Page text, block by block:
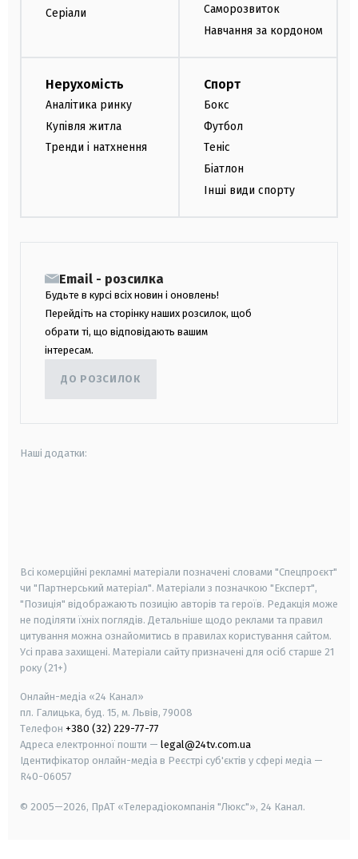
Серіали
Саморозвиток
Навчання за кордоном
Нерухомість
Аналітика ринку
Купівля житла
Тренди і натхнення
Спорт
Бокс
Футбол
Теніс
Біатлон
Інші види спорту
Email - розсилка
Будьте в курсі всіх новин і оновлень!
Перейдіть на сторінку наших розсилок, щоб
обрати ті, що відповідають вашим
інтересам.
ДО РОЗСИЛОК
Наші додатки:
Всі комерційні рекламні матеріали позначені словами "Спецпроєкт"
чи "Партнерський матеріал". Матеріали з позначкою "Експерт",
"Позиція" відображають позицію авторів та героїв. Редакція може
не поділяти їхніх поглядів. Детальніше щодо реклами та правил
цитування можна ознайомитись в правилах користування сайтом.
Усі права захищені. Матеріали сайту призначені для осіб старше 21
року (21+)
Онлайн-медіа «24 Канал»
пл. Галицька, буд. 15, м. Львів, 79008
Телефон +380 (32) 229-77-77
Адреса електронної пошти — legal@24tv.com.ua
Ідентифікатор онлайн-медіа в Реєстрі суб'єктів у сфері медіа —
R40-06057
© 2005—2026, ПрАТ «Телерадіокомпанія "Люкс"», 24 Канал.